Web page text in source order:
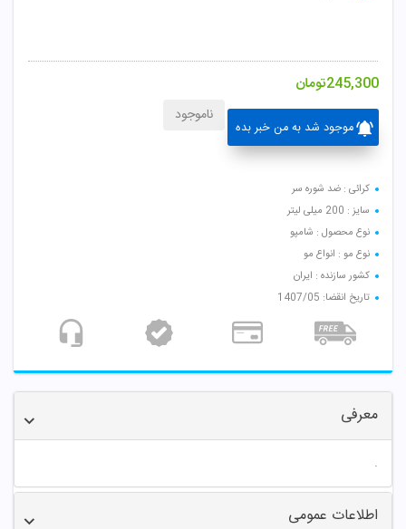
245,300تومان
موجود شد به من خبر بده
ناموجود
کرائی : ضد شوره سر
سایز : 200 میلی لیتر
نوع محصول : شامپو
نوع مو : انواع مو
کشور سازنده : ایران
تاریخ انقضا: 1407/05
معرفی
.
اطلاعات عمومی